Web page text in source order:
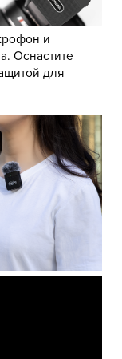
и
Оснастите
для